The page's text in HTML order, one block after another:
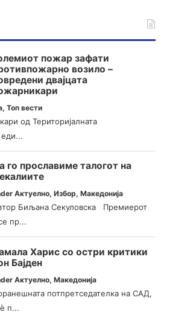
пожар зафати
возило –
двајцата
,Топ вести
од Територијалната
го прославиме талогот на
Актуелно,Избор,Македонија
Биљана Секуловска Премиерот
пр...
Харис со остри критики
Бајден
Актуелно,Македонија
потпретседателка на САД,
п...